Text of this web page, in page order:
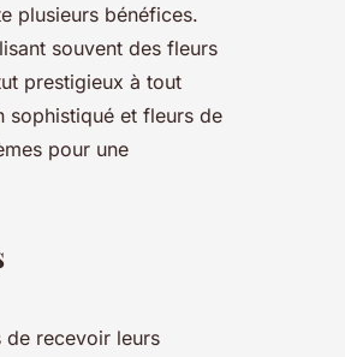
plusieurs bénéfices.
souvent des fleurs
prestigieux à tout
sophistiqué et fleurs de
pour une
de recevoir leurs